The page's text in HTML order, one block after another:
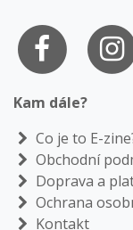
Kam dále?
Co je to E-
Obchodní
Doprava a
Ochrana
Kontakt